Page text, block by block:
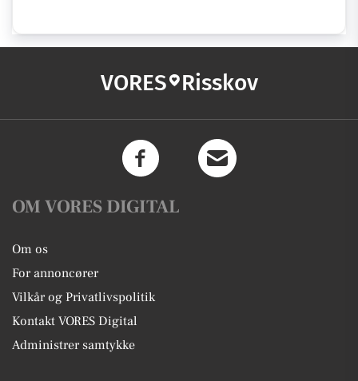
VORES Risskov
OM VORES DIGITAL
Om os
For annoncører
Vilkår og Privatlivspolitik
Kontakt VORES Digital
Administrer samtykke